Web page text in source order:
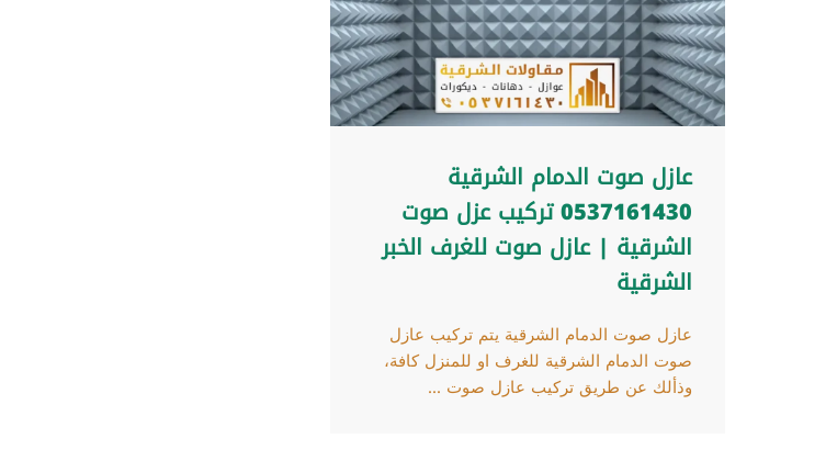
عازل صوت الدمام الشرقية
0537161430 تركيب عزل صوت
الشرقية | عازل صوت للغرف الخبر
الشرقية
عازل صوت الدمام الشرقية يتم تركيب عازل
صوت الدمام الشرقية للغرف او للمنزل كافة،
وذألك عن طريق تركيب عازل صوت ...